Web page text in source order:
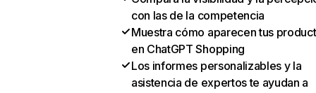
con las de la competencia
Muestra cómo aparecen tus
en ChatGPT Shopping
Los informes personalizables y la
asistencia de expertos te ayudan a